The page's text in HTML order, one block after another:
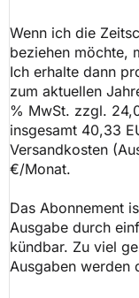
Wenn ich die
beziehen möchte,
Ich erhalte dann
zum aktuellen
% MwSt. zzgl.
insgesamt 40,33
Versandkosten
€/Monat.
Das Abonnement
Ausgabe durch
kündbar. Zu viel
Ausgaben werden